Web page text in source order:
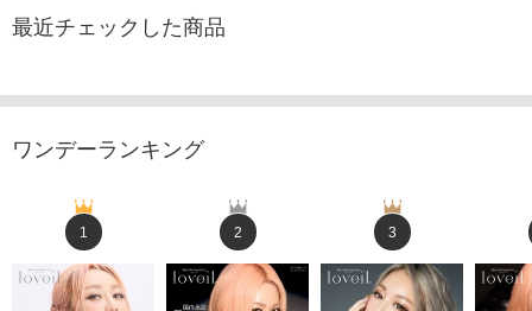
最近チェックした商品
ワンデーランキング
1 2 3